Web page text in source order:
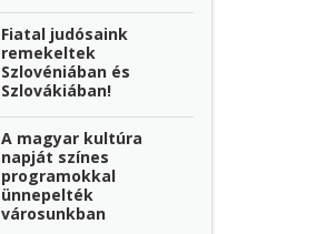
Fiatal judósaink
remekeltek
Szlovéniában és
Szlovákiában!
A magyar kultúra
napját színes
programokkal
ünnepelték
városunkban